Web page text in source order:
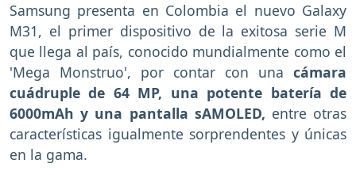
Samsung presenta en Colombia el nuevo Galaxy
M31, el primer dispositivo de la exitosa serie M
que llega al país, conocido mundialmente como el
'Mega Monstruo', por contar con una cámara
cuádruple de 64 MP, una potente batería de
6000mAh y una pantalla sAMOLED, entre otras
características igualmente sorprendentes y únicas
en la gama.